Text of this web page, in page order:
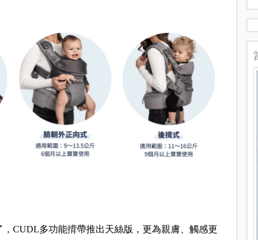
CUDL多功能揹帶推出天絲版，更為親膚、觸感更